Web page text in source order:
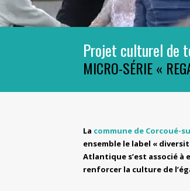
Projet culturel de
MICRO-SÉRIE «
La commune de Corcoué-
ensemble le label «
Atlantique s’est associé
renforcer la culture de